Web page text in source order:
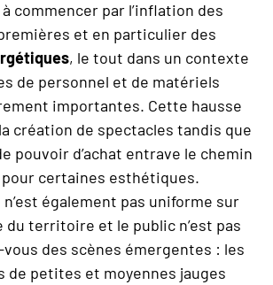
commencer par l’inflation des
et en particulier des
, le tout dans un contexte
de personnel et de matériels
importantes. Cette hausse
création de spectacles tandis que
pouvoir d’achat entrave le chemin
pour certaines esthétiques.
également pas uniforme sur
du territoire et le public n’est pas
des scènes émergentes : les
de petites et moyennes jauges